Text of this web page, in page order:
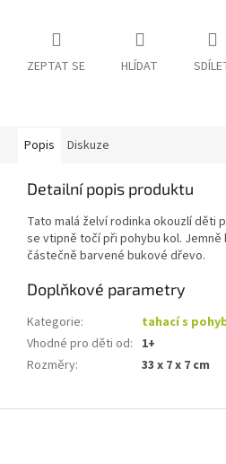
ZEPTAT SE HLÍDAT
Popis Diskuze
Detailní popis produktu
Tato malá želví rodinka okouzlí děti
se vtipně točí při pohybu kol. Jemně
částečně barvené bukové dřevo.
Doplňkové parametry
Kategorie:
tahací s
Vhodné pro děti od: 1+
Rozměry: 33 x 7 x 7 cm